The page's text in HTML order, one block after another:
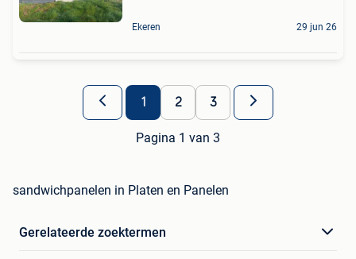
Ekeren 29 jun 26
1 2 3
Pagina 1 van 3
sandwichpanelen in Platen en Panelen
Gerelateerde zoektermen